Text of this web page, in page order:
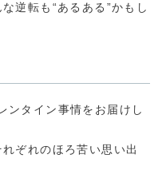
逆転も“あるある”かもし
ンタイン事情をお届けし
ぞれのほろ苦い思い出